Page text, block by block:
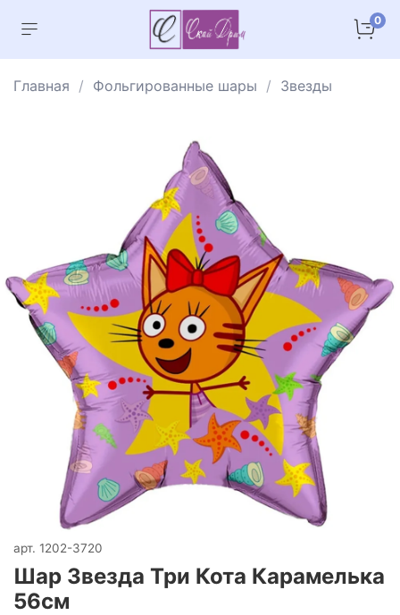
0
Главная Фольгированные шары Звезды
арт. 1202-3720
Шар Звезда Три Кота Карамелька
56см